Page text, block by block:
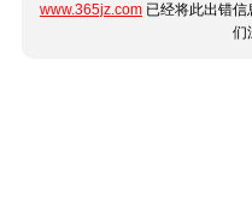
www.365jz.com 已经将此出错
们